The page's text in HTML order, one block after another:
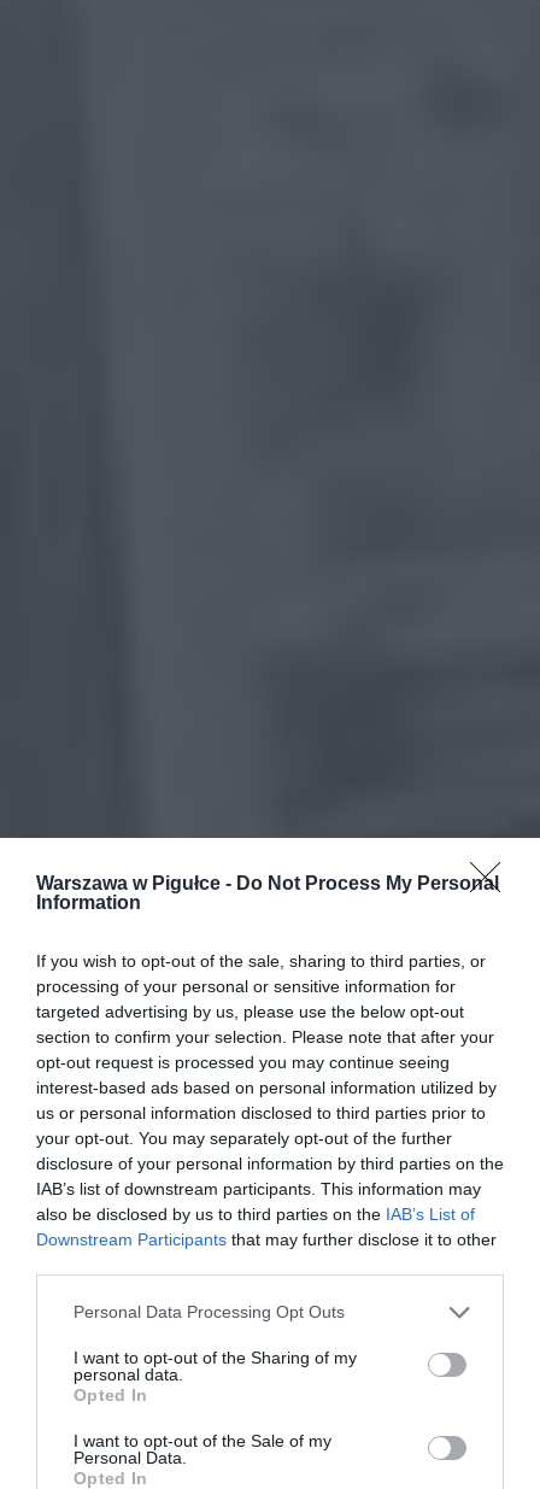
Warszawa w Pigułce - Do Not Process My Personal
Information
If you wish to opt-out of the sale, sharing to third parties, or
processing of your personal or sensitive information for
targeted advertising by us, please use the below opt-out
section to confirm your selection. Please note that after your
opt-out request is processed you may continue seeing
interest-based ads based on personal information utilized by
us or personal information disclosed to third parties prior to
your opt-out. You may separately opt-out of the further
disclosure of your personal information by third parties on the
IAB’s list of downstream participants. This information may
also be disclosed by us to third parties on the IAB’s List of
Downstream Participants that may further disclose it to other
Personal Data Processing Opt Outs
I want to opt-out of the Sharing of my
personal data.
Opted In
I want to opt-out of the Sale of my
Personal Data.
Opted In